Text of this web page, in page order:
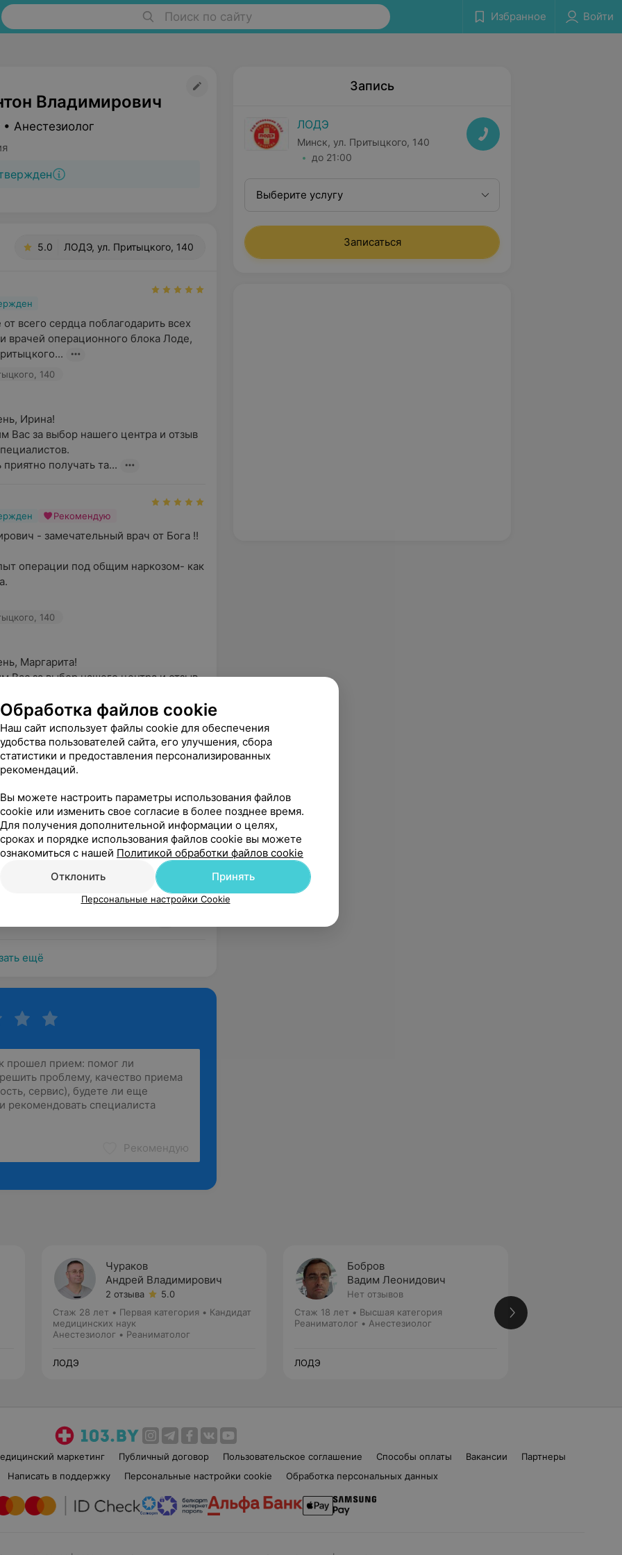
Поиск по сайту Избранное Войти
Владимирович
Анестезиолог
5.0 ЛОДЭ, ул. Притыцкого, 140
всего сердца поблагодарить всех
врачей операционного блока Лоде,
140
Ирина!
Вас за выбор нашего центра и отзыв
получать та...
Рекомендую
- замечательный врач от Бога !!
операции под общим наркозом- как
140
Маргарита!
Вас за выбор нашего центра и отзыв
получать...
Рекомендую
первой операции под общим
волнение, Антон Владимирович
все объяснил, успок...
140
Станислав!
Вас за выбор нашего центра и
отзыв.
получить такую об...
ещё
Рекомендую
Запись
ЛОДЭ
Минск, ул. Притыцкого, 140
до 21:00
Выберите услугу
Записаться
Чураков
Андрей Владимирович
2 отзыва
5.0
Стаж 28 лет • Первая категория • Кандидат
медицинских наук
Анестезиолог • Реаниматолог
ЛОДЭ
Бобров
Вадим Леонидович
Нет отзывов
Стаж 18 лет • Высшая категория
Реаниматолог • Анестезиолог
ЛОДЭ
маркетинг Публичный договор Пользовательское соглашение Способы оплаты Вакансии
Партнеры
Написать в поддержку Персональные настройки cookie Обработка персональных данных
Обработка файлов cookie
Наш сайт использует файлы cookie для обеспечения
удобства пользователей сайта, его улучшения, сбора
статистики и предоставления персонализированных
рекомендаций.
Вы можете настроить параметры использования файлов
cookie или изменить свое согласие в более позднее время.
Для получения дополнительной информации о целях,
сроках и порядке использования файлов cookie вы можете
ознакомиться с нашей Политикой обработки файлов cookie
Отклонить
Принять
Персональные настройки Cookie